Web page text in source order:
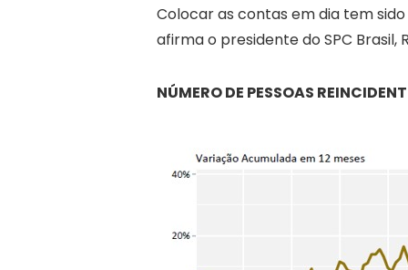
Colocar as contas em dia tem
afirma o presidente do SPC Brasil,
NÚMERO DE PESSOAS